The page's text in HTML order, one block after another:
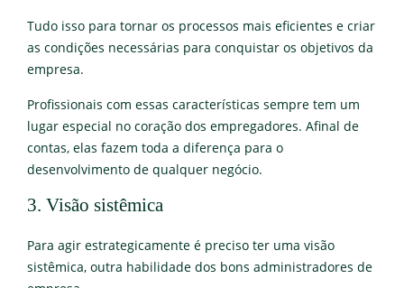
Tudo isso para tornar os processos mais eficientes e criar
as condições necessárias para conquistar os objetivos da
empresa.
Profissionais com essas características sempre tem um
lugar especial no coração dos empregadores. Afinal de
contas, elas fazem toda a diferença para o
desenvolvimento de qualquer negócio.
3. Visão sistêmica
Para agir estrategicamente é preciso ter uma visão
sistêmica, outra habilidade dos bons administradores de